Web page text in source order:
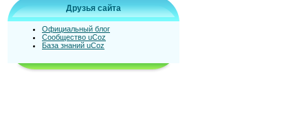
Друзья сайта
Официальный блог
Сообщество uCoz
База знаний uCoz